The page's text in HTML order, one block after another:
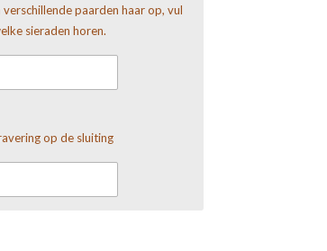
paarden haar op, vul
sieraden horen.
op de sluiting